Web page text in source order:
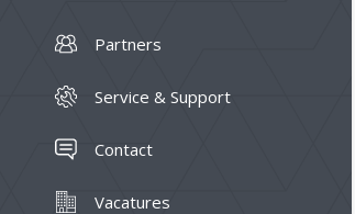
Partners
Service & Support
Contact
Vacatures